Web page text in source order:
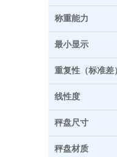
称重能力
最小显示
重复性（标准差
线性度
秤盘尺寸
秤盘材质